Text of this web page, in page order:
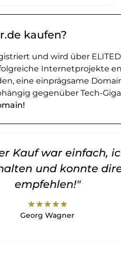
kaufen?
und wird über
Internetprojekte
eine einprägsame
gegenüber Tech-
Kauf war einfach,
und konnte
empfehlen!"
starstarstarstarstar
Georg Wagner